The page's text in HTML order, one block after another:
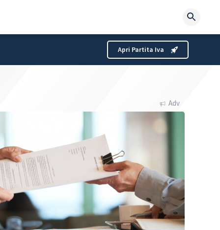
Apri Partita Iva
Adv